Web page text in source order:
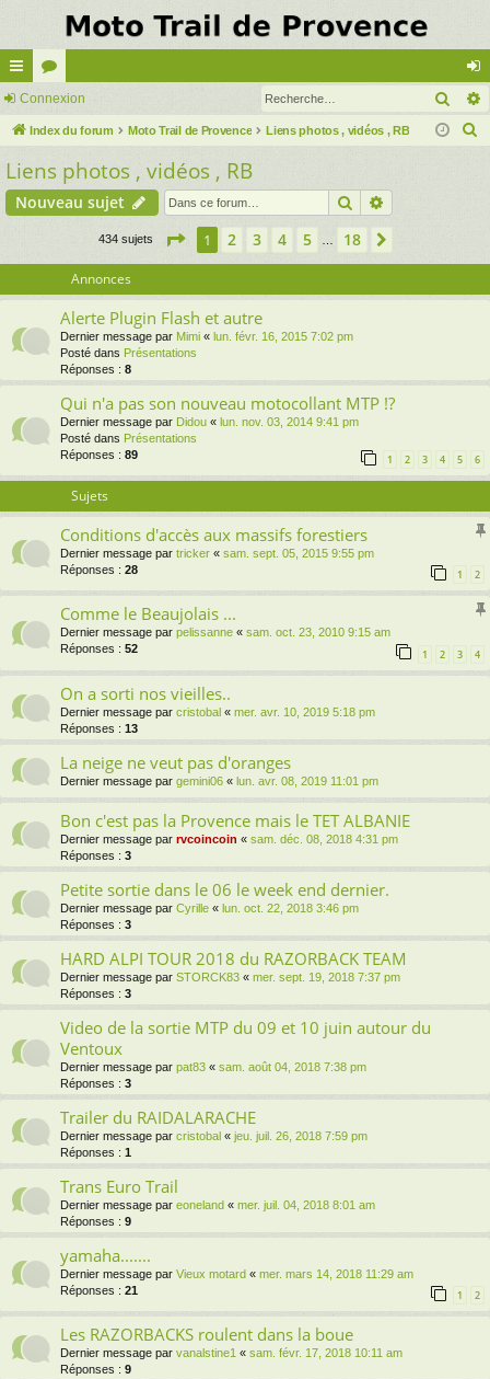
cc
ès
ra
pi
or
u
m
s
on
ne
Connexion
Index du forum Moto Trail de Provence Liens photos , vidéos , RB
h
Liens photos , vidéos , RB
Nouveau sujet Rechercher
434 sujets Page 1sur 18
1 2 3 4 5 18
Annonces
Alerte Plugin Flash et autre
Dernier message par Mimi « lun. févr. 16, 2015 7:02 pm
Posté dans Présentations
Réponses : 8
Qui n'a pas son nouveau motocollant MTP !?
Dernier message par Didou « lun. nov. 03, 2014 9:41 pm
Posté dans Présentations
Réponses : 89 1 2 3 4 5 6
Sujets
Conditions d'accès aux massifs forestiers
Dernier message par tricker « sam. sept. 05, 2015 9:55 pm
Réponses : 28 1 2
Comme le Beaujolais ...
Dernier message par pelissanne « sam. oct. 23, 2010 9:15 am
Réponses : 52 1 2 3 4
On a sorti nos vieilles..
Dernier message par cristobal « mer. avr. 10, 2019 5:18 pm
Réponses : 13
La neige ne veut pas d'oranges
Dernier message par gemini06 « lun. avr. 08, 2019 11:01 pm
Bon c'est pas la Provence mais le TET ALBANIE
Dernier message par rvcoincoin « sam. déc. 08, 2018 4:31 pm
Réponses : 3
Petite sortie dans le 06 le week end dernier.
Dernier message par Cyrille « lun. oct. 22, 2018 3:46 pm
Réponses : 3
HARD ALPI TOUR 2018 du RAZORBACK TEAM
Dernier message par STORCK83 « mer. sept. 19, 2018 7:37 pm
Réponses : 3
Video de la sortie MTP du 09 et 10 juin autour du
Ventoux
Dernier message par pat83 « sam. août 04, 2018 7:38 pm
Réponses : 3
Trailer du RAIDALARACHE
Dernier message par cristobal « jeu. juil. 26, 2018 7:59 pm
Réponses : 1
Trans Euro Trail
Dernier message par eoneland « mer. juil. 04, 2018 8:01 am
Réponses : 9
yamaha.......
Dernier message par Vieux motard « mer. mars 14, 2018 11:29 am
Réponses : 21 1 2
Les RAZORBACKS roulent dans la boue
Dernier message par vanalstine1 « sam. févr. 17, 2018 10:11 am
Réponses : 9